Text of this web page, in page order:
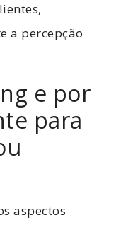
a percepção
e por
para
aspectos